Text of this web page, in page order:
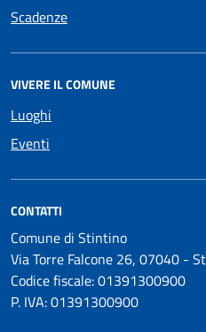
Scadenze
VIVERE IL COMUNE
Luoghi
Eventi
CONTATTI
Comune di Stintino
Via Torre Falcone 26, 07040 -
Codice fiscale: 01391300900
P. IVA: 01391300900